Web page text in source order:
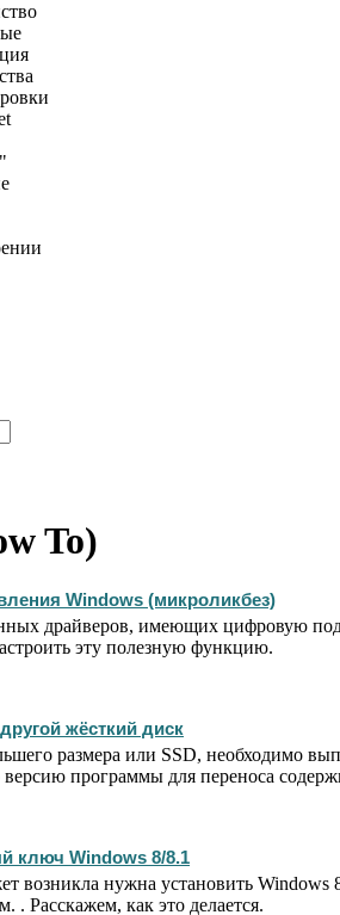
To)
Windows (микроликбез)
драйверов, имеющих цифровую
эту полезную функцию.
жёсткий диск
размера или SSD, необходимо
программы для переноса
ключ Windows 8/8.1
нужна установить Windows 8
. Расскажем, как это делается.